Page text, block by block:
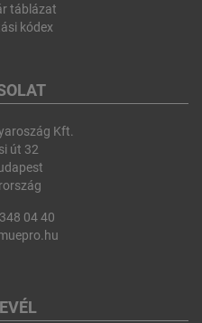
táblázat
kódex
Kft.
út 32
04 40